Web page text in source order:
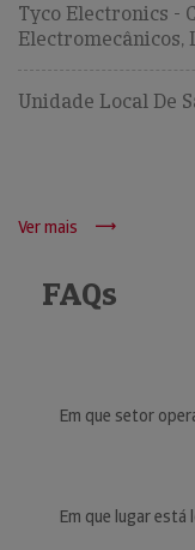
Tyco Electronics -
Electromecânicos,
Unidade Local De
Ver mais
FAQs
Em que setor
Em que lugar está